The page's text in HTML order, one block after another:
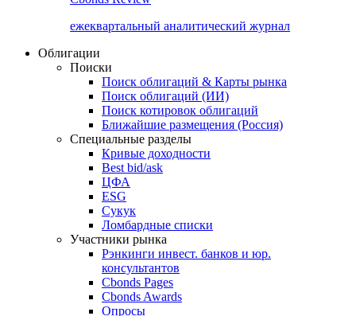
Cbonds Review
ежеквартальный аналитический журнал
Облигации
Поиски
Поиск облигаций & Карты рынка
Поиск облигаций (ИИ)
Поиск котировок облигаций
Ближайшие размещения (Россия)
Специальные разделы
Кривые доходности
Best bid/ask
ЦФА
ESG
Сукук
Ломбардные списки
Участники рынка
Рэнкинги инвест. банков и юр.